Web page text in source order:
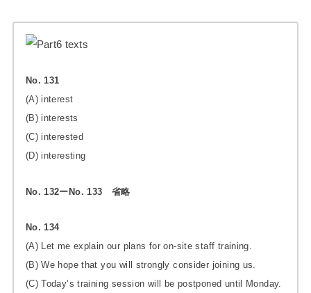
No. 131
(A) interest
(B) interests
(C) interested
(D) interesting
No. 132ー No. 133 省略
No. 134
(A) Let me explain our plans for on-site staff training.
(B) We hope that you will strongly consider joining us.
(C) Today’s training session will be postponed until Monday.